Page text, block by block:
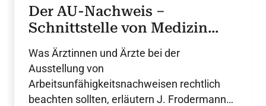
Der AU-Nachweis –
Schnittstelle von Medizin
und Arbeitsrecht
Was Ärztinnen und Ärzte bei der
Ausstellung von
Arbeitsunfähigkeitsnachweisen rechtlich
beachten sollten, erläutern J. Frodermann